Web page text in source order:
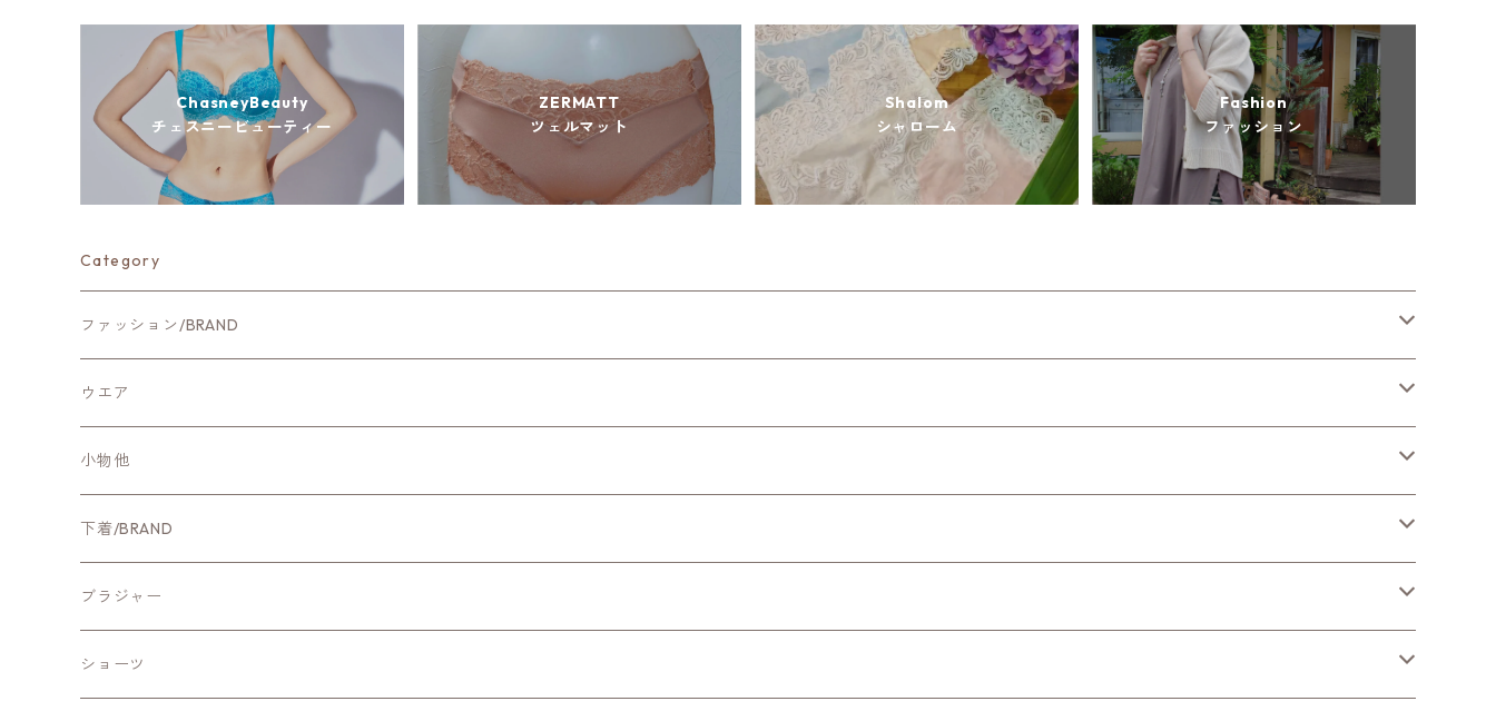
ChasneyBeauty
チェスニービューティー
ZERMATT
ツェルマット
Shalom
シャローム
Fashion
ファッション
Category
ファッション/BRAND
新作ファッション
CYNICAL
NUS
Qtume
Mitefabrica
ウエア
アウター
カットソー・Tシャツ
ブラウス・シャツ
ニット
小物他
ホームグッズ
ファッション小物
下着/BRAND
新作ランジェリー
ChasneyBeautyチェスニービューティー
ブラジャー
ワイヤー入りブラ
ショーツ